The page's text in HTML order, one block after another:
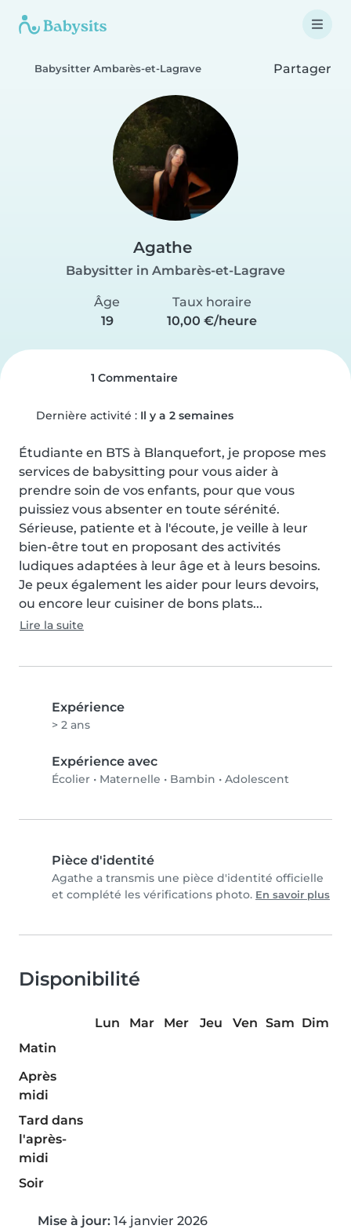
Babysitter Ambarès-et-Lagrave Partager
Agathe
Babysitter in Ambarès-et-Lagrave
Âge
19
Taux horaire
10,00 €/heure
1 Commentaire
Dernière activité : Il y a 2 semaines
Étudiante en BTS à Blanquefort, je propose mes
services de babysitting pour vous aider à
prendre soin de vos enfants, pour que vous
puissiez vous absenter en toute sérénité.
Sérieuse, patiente et à l'écoute, je veille à leur
bien-être tout en proposant des activités
ludiques adaptées à leur âge et à leurs besoins.
Je peux également les aider pour leurs devoirs,
ou encore leur cuisiner de bons plats...
Lire la suite
Expérience
> 2 ans
Expérience avec
Écolier • Maternelle • Bambin • Adolescent
Pièce d'identité
Agathe a transmis une pièce d'identité officielle
et complété les vérifications photo. En savoir plus
Disponibilité
Lun Mar Mer Jeu Ven Sam Dim
Matin
Après
midi
Tard dans
l'après-
midi
Soir
Mise à jour: 14 janvier 2026